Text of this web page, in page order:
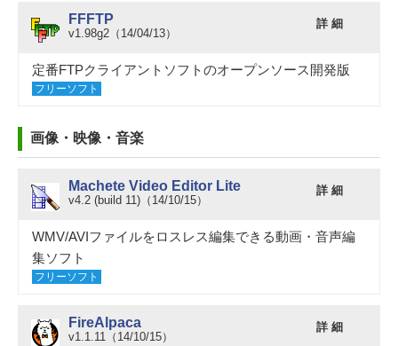
FFFTP
v1.98g2（14/04/13）
詳 細
定番FTPクライアントソフトのオープンソース開発版
フリーソフト
画像・映像・音楽
Machete Video Editor Lite
v4.2 (build 11)（14/10/15）
詳 細
WMV/AVIファイルをロスレス編集できる動画・音声編
集ソフト
フリーソフト
FireAlpaca
v1.1.11（14/10/15）
詳 細